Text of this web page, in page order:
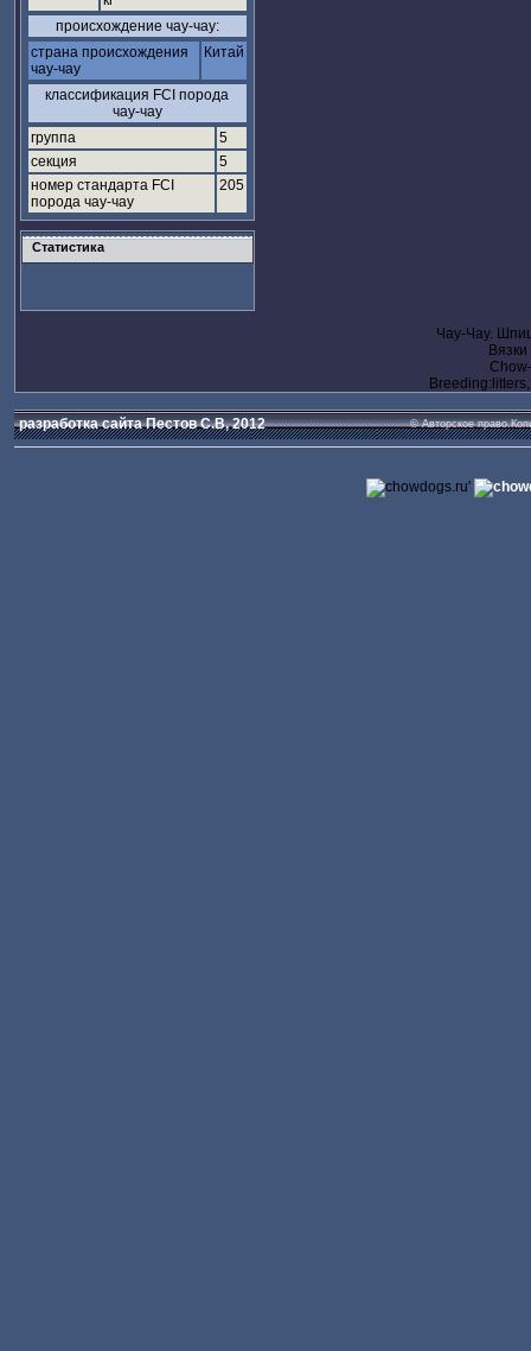
происхождение чау-чау:
страна происхождения
чау-чау
Китай
классификация FCI порода
чау-чау
группа
5
секция
5
номер стандарта FCI
порода чау-чау
205
Статистика
Чау-Чау.
разработка сайта Пестов С.В, 2012 © Авторское